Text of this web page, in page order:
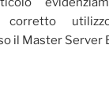
corretto
il Master Server